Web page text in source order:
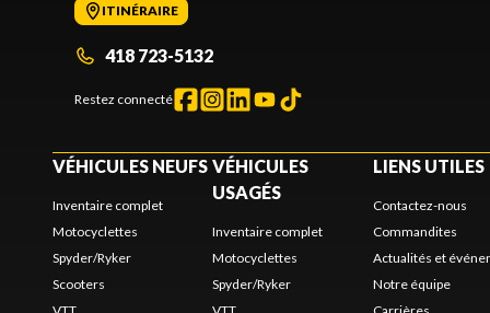
ITINÉRAIRE
418 723-5132
Restez connecté
VÉHICULES NEUFS
Inventaire complet
Motocyclettes
Spyder/Ryker
Scooters
VÉHICULES
USAGÉS
Inventaire complet
Motocyclettes
Spyder/Ryker
LIENS UTILES
Contactez-nous
Commandites
Actualités et
Notre équipe